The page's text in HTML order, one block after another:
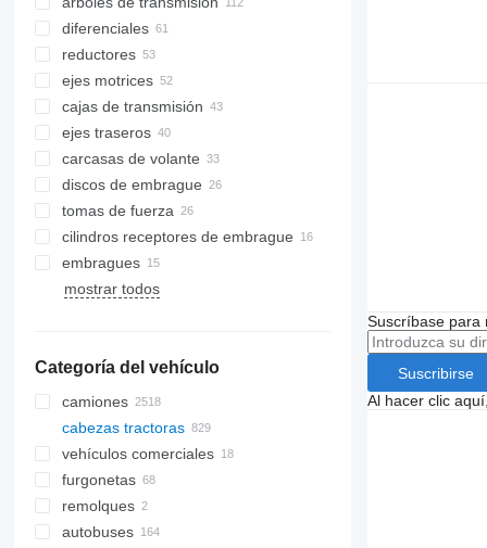
diferenciales
reductores
ejes motrices
cajas de transmisión
ejes traseros
carcasas de volante
discos de embrague
tomas de fuerza
cilindros receptores de embrague
embragues
mostrar todos
Categoría del vehículo
camiones
cabezas tractoras
vehículos comerciales
furgonetas
remolques
autobuses
Suscríbase para
Suscribirse
Al hacer clic